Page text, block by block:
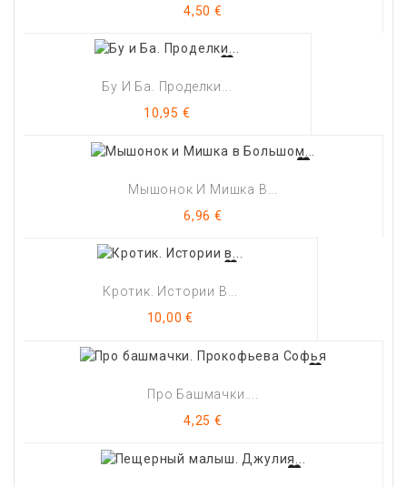
Цена
4,50 €
Бу И Ба. Проделки...
Цена
10,95 €
Мышонок И Мишка В...
Цена
6,96 €
Кротик. Истории В...
Цена
10,00 €
Про Башмачки....
Цена
4,25 €